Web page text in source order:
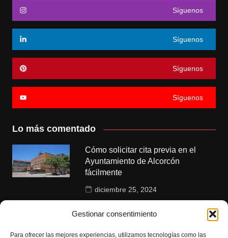
Gestionar consentimiento
Para ofrecer las mejores experiencias, utilizamos tecnologías como las
Síguenos
Síguenos
Síguenos
Síguenos
Lo más comentado
Cómo solicitar cita previa en el
Ayuntamiento de Alcorcón
fácilmente
diciembre 25, 2024
Polideportivos municipales de
Alcorcón: instalaciones y servicios
disponibles